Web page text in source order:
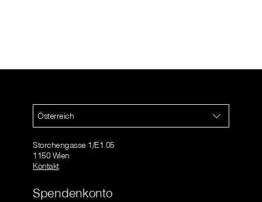
Österreich
Storchengasse 1/E1 05
1150 Wien
Kontakt
Spendenkonto